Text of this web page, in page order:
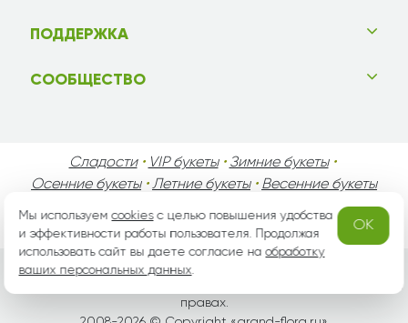
ПОДДЕРЖКА
СООБЩЕСТВО
Сладости• VIP букеты• Зимние букеты•
Осенние букеты•Летние букеты• Весенние букеты
•
День Мужчин•Праздники!
правах.
Мы используемcookiesс целью повышения удобства
и эффективности работы пользователя. Продолжая
использовать сайт вы даете согласие наобработку
ваших персональных данных.
OK